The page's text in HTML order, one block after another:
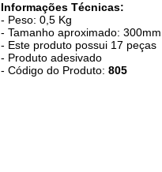
Informações Técnicas:
- Peso: 0,5 Kg
- Tamanho aproximado:
- Este produto possui 17 peças
- Produto adesivado
- Código do Produto: 805